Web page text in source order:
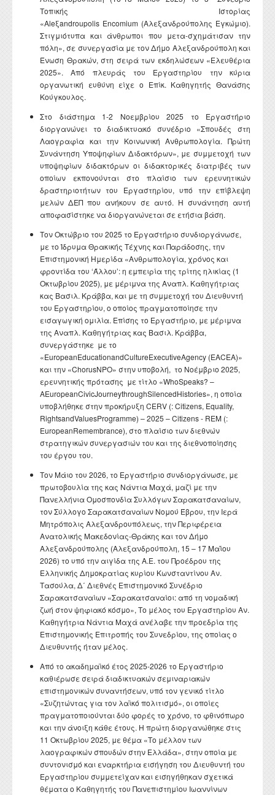
Τοπικής Ιστορίας
«Aleξandroupolis Encomium (Αλεξανδρούπολης Εγκώμιο).
Στιγμιότυπα και άνθρωποι που μετα-σχημάτισαν την
πόλη», σε συνεργασία με τον Δήμο Αλεξανδρούπολη και
Ένωση Θρακών, στη σειρά των εκδηλώσεων «Ελευθέρια
2025». Από πλευράς του Εργαστηρίου την κύρια
οργανωτική ευθύνη είχε ο Επίκ. Καθηγητής Θανάσης
Κούγκουλος.
Στο διάστημα 1-2 Νοεμβρίου 2025 το Εργαστήριο
διοργανώνει το διαδικτυακό συνέδριο «Σπουδές στη
Λαογραφία και την Κοινωνική Ανθρωπολογία. Πρώτη
Συνάντηση Υποψηφίων Διδακτόρων», με συμμετοχή των
υποψηφίων διδακτόρων οι διδακτορικές διατριβές των
οποίων εκπονούνται στο πλαίσιο των ερευνητικών
δραστηριοτήτων του Εργαστηρίου, υπό την επίβλεψη
μελών ΔΕΠ που ανήκουν σε αυτό. Η συνάντηση αυτή
αποφασίστηκε να διοργανώνεται σε ετήσια βάση.
Τον Οκτώβριο του 2025 το Εργαστήριο συνδιοργάνωσε,
με το Ίδρυμα Θρακικής Τέχνης και Παράδοσης, την
Επιστημονική Ημερίδα «Ανθρωπολογία, χρόνος και
φροντίδα του ‘Άλλου’: η εμπειρία της τρίτης ηλικίας (1
Οκτωβρίου 2025), με μέριμνα της Αναπλ. Καθηγήτριας
κας Βασιλ. Κράββα, και με τη συμμετοχή του Διευθυντή
του Εργαστηρίου, ο οποίος πραγματοποίησε την
εισαγωγική ομιλία. Επίσης το Εργαστήριο, με μέριμνα
της Αναπλ. Καθηγήτριας κας Βασιλ. Κράββα,
συνεργάστηκε με τo
«EuropeanEducationandCultureExecutiveAgency (EACEA)»
και την «ChorusNPO» στην υποβολή, το Νοέμβριο 2025,
ερευνητικής πρότασης με τίτλο «WhoSpeaks? –
AEuropeanCivicJourneythroughSilencedHistories», η οποία
υποβλήθηκε στην προκήρυξη CERV (: Citizens, Equality,
RightsandValuesProgramme) – 2025 – Citizens - REM (:
EuropeanRemembrance), στο πλαίσιο των διεθνών
στρατηγικών συνεργασιών του και της διεθνοποίησης
του έργου του.
Τον Μάιο του 2026, το Εργαστήριο συνδιοργάνωσε, με
πρωτοβουλία της κας Νάντια Μαχά, μαζί με την
Πανελλήνια Ομοσπονδία Συλλόγων Σαρακατσαναίων,
τον Σύλλογο Σαρακατσαναίων Νομού Έβρου, την Ιερά
Μητρόπολις Αλεξανδρουπόλεως, την Περιφέρεια
Ανατολικής Μακεδονίας-Θράκης και τον Δήμο
Αλεξανδρούπολης (Αλεξανδρούπολη, 15 – 17 Μαΐου
2026) το υπό την αιγίδα της Α.Ε. του Προέδρου της
Ελληνικής Δημοκρατίας κυρίου Κωνσταντίνου Αν.
Τασούλα, Δ΄ Διεθνές Επιστημονικό Συνέδριο
Σαρακατσαναίων «Σαρακατσαναίοι: από τη νομαδική
ζωή στον ψηφιακό κόσμο», Το μέλος του Εργαστηρίου Αν.
Καθηγήτρια Νάντια Μαχά ανέλαβε την προεδρία της
Επιστημονικής Επιτροπής του Συνεδρίου, της οποίας ο
Διευθυντής ήταν μέλος.
Από το ακαδημαϊκό έτος 2025-2026 το Εργαστήριο
καθιέρωσε σειρά διαδικτυακών σεμιναριακών
επιστημονικών συναντήσεων, υπό τον γενικό τίτλο
«Συζητώντας για τον λαϊκό πολιτισμό», οι οποίες
πραγματοποιούνται δύο φορές το χρόνο, το φθινόπωρο
και την άνοιξη κάθε έτους. Η πρώτη διοργανώθηκε στις
11 Οκτωβρίου 2025, με θέμα «Το μέλλον των
λαογραφικών σπουδών στην Ελλάδα», στην οποία με
συντονισμό και εναρκτήρια εισήγηση του Διευθυντή του
Εργαστηρίου συμμετείχαν και εισηγήθηκαν σχετικά
θέματα ο Καθηγητής του Πανεπιστημίου Ιωαννίνων